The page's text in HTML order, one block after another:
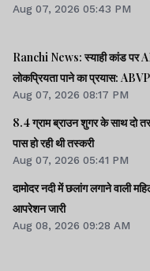
Aug 07, 2026 05:43 PM
Ranchi News: स्याही कांड पर
लोकप्रियता पाने का प्रयास: ABVP
Aug 07, 2026 08:17 PM
8.4 ग्राम ब्राउन शुगर के साथ दो
पास हो रही थी तस्करी
Aug 07, 2026 05:41 PM
दामोदर नदी में छलांग लगाने वाली
आपरेशन जारी
Aug 08, 2026 09:28 AM